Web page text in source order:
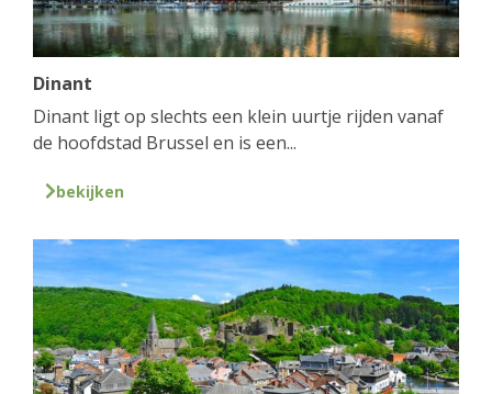
Dinant
Dinant ligt op slechts een klein uurtje rijden vanaf
de hoofdstad Brussel en is een...
bekijken